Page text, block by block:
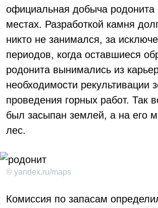
официальная добыча родонита
местах. Разработкой камня
никто не занимался, за
периодов, когда оставшиеся
родонита вынимались из
необходимости рекультивации
проведения горных работ. Так
был засыпан землей, а на его
лес.
© yandex.ru/maps
Комиссия по запасам